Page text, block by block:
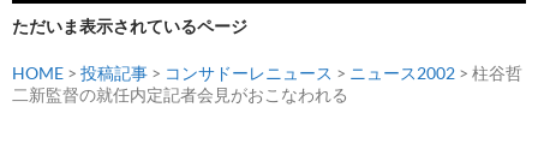
ョ
ン
ただいま表示されているページ
HOME > 投稿記事 > コンサドーレニュース > ニュース2002 > 柱谷哲
二新監督の就任内定記者会見がおこなわれる